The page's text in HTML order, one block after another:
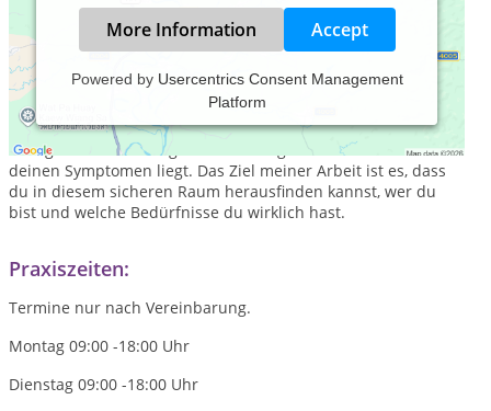
More Information Accept
Powered by Usercentrics Consent Management
Platform
Ich begleite dich in meiner Praxis in München Au oder online
auf deinem Weg zurück zu dir. Wir schauen gemeinsam, was
dich gerade beschäftigt und was möglicherweise hinter
deinen Symptomen liegt. Das Ziel meiner Arbeit ist es, dass
du in diesem sicheren Raum herausfinden kannst, wer du
bist und welche Bedürfnisse du wirklich hast.
Praxiszeiten:
Termine nur nach Vereinbarung.
Montag 09:00 -18:00 Uhr
Dienstag 09:00 -18:00 Uhr